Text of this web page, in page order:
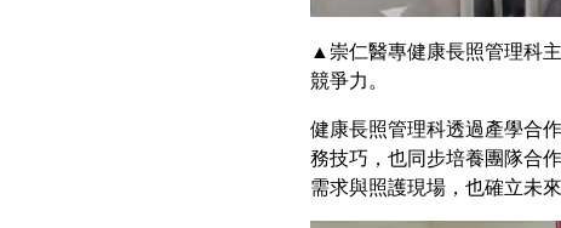
▲崇仁醫專健康長照管理科
競爭力。
健康長照管理科透過產學合
務技巧，也同步培養團隊合
需求與照護現場，也確立未